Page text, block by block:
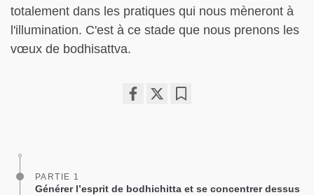
totalement dans les pratiques qui nous mèneront à
l'illumination. C'est à ce stade que nous prenons les
vœux de bodhisattva.
PARTIE 1
Générer l’esprit de bodhichitta et se concentrer dessus